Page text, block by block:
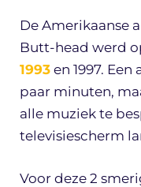
De Amerikaanse
Butt-head werd
1993 en 1997.
paar minuten,
alle muziek te
televisiescherm
Voor deze 2